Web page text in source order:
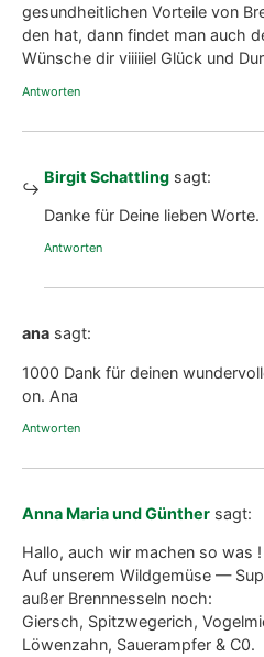
gesund­heit­li­chen Vor­tei­le von
den hat, dann fin­det man auch
Wün­sche dir viiii­iel Glück und
Antworten
Birgit Schattling sagt:
Dan­ke für Dei­ne lie­ben Wor­te.
Antworten
ana sagt:
1000 Dank für dei­nen
on. Ana
Antworten
Anna Maria und Günther sagt:
Hal­lo, auch wir machen so was !
Auf unse­rem Wild­ge­mü­se —
außer Brenn­nes­seln noch:
Giersch, Spitz­we­ge­rich,
Löwen­zahn, Sau­er­amp­fer & C0.